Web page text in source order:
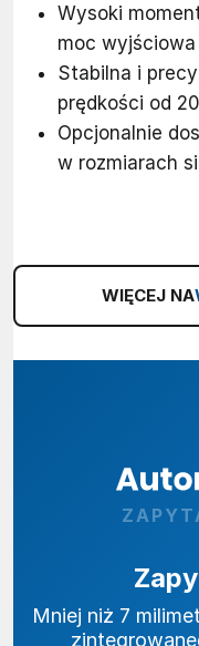
Wysoki
moc
Stabilna i
prędkości od
Opcjonalnie
w rozmiarach
WIĘCEJ NA
Mniej niż 7